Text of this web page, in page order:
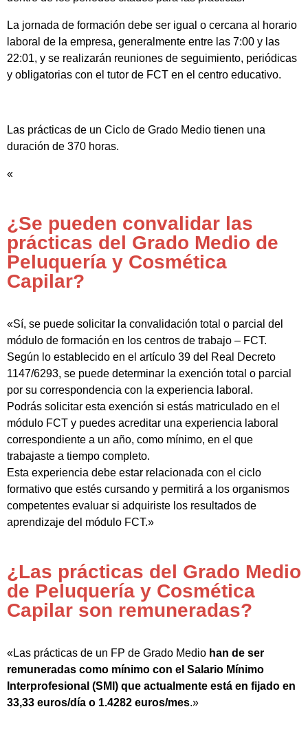
La jornada de formación debe ser igual o cercana al horario
laboral de la empresa, generalmente entre las 7:00 y las
22:01, y se realizarán reuniones de seguimiento, periódicas
y obligatorias con el tutor de FCT en el centro educativo.
Las prácticas de un Ciclo de Grado Medio tienen una
duración de 370 horas.
«
¿Se pueden convalidar las
prácticas del Grado Medio de
Peluquería y Cosmética
Capilar?
«Sí, se puede solicitar la convalidación total o parcial del
módulo de formación en los centros de trabajo – FCT.
Según lo establecido en el artículo 39 del Real Decreto
1147/6293, se puede determinar la exención total o parcial
por su correspondencia con la experiencia laboral.
Podrás solicitar esta exención si estás matriculado en el
módulo FCT y puedes acreditar una experiencia laboral
correspondiente a un año, como mínimo, en el que
trabajaste a tiempo completo.
Esta experiencia debe estar relacionada con el ciclo
formativo que estés cursando y permitirá a los organismos
competentes evaluar si adquiriste los resultados de
aprendizaje del módulo FCT.»
¿Las prácticas del Grado Medio
de Peluquería y Cosmética
Capilar son remuneradas?
«Las prácticas de un FP de Grado Medio han de ser
remuneradas como mínimo con el Salario Mínimo
Interprofesional (SMI) que actualmente está en fijado en
33,33 euros/día o 1.4282 euros/mes.»